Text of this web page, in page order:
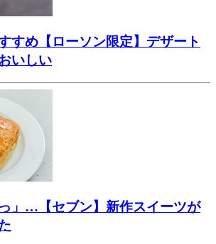
すめ【ローソン限定】デザート
いしい
」…【セブン】新作スイーツが